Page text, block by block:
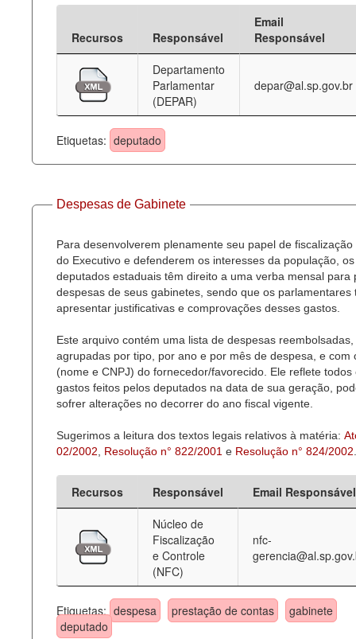
Catálogo de dados
Processo Legislativo
Deputados Estaduais
Administração
Legislação
Agenda
Perguntas frequentes
Recursos Responsável
Email
Responsável
Departamento
Parlamentar
(DEPAR)
depar@al.sp.gov.br
Etiquetas: deputado
Despesas de Gabinete
Para desenvolverem plenamente seu papel de fiscalização
do Executivo e defenderem os interesses da população, os
deputados estaduais têm direito a uma verba mensal para
despesas de seus gabinetes, sendo que os parlamentares
apresentar justificativas e comprovações desses gastos.
Este arquivo contém uma lista de despesas reembolsadas,
agrupadas por tipo, por ano e por mês de despesa, e com
(nome e CNPJ) do fornecedor/favorecido. Ele reflete todos
gastos feitos pelos deputados na data de sua geração,
sofrer alterações no decorrer do ano fiscal vigente.
Sugerimos a leitura dos textos legais relativos à matéria:
02/2002
Resolução n° 822/2001 e Resolução n° 824/2002
Recursos Responsável
Email Responsável
Núcleo de
Fiscalização
e Controle
(NFC)
nfc-
Etiquetas: despesa prestação de contas
gabinete
deputado